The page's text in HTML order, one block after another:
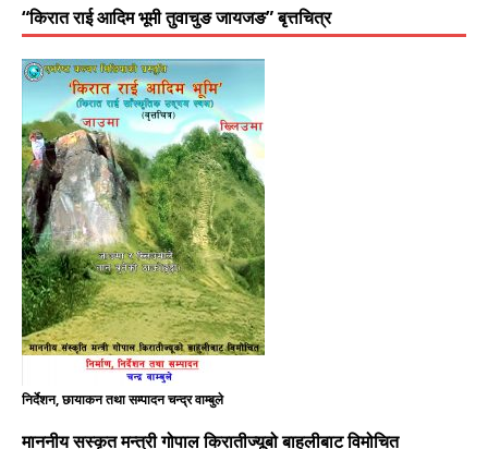
“किरात राई आदिम भूमी तुवाचुङ जायजङ” बृत्तचित्र
निर्देशन, छायाकन तथा सम्पादन चन्द्र वाम्बुले
माननीय सस्कृत मन्त्री गोपाल किरातीज्यूबो बाहुलीबाट विमोचित